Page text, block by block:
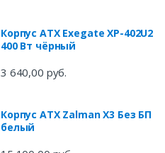
Корпус ATX Exegate XP-402U2
400 Вт чёрный
3 640,00 руб.
Корпус ATX Zalman X3 Без БП
белый